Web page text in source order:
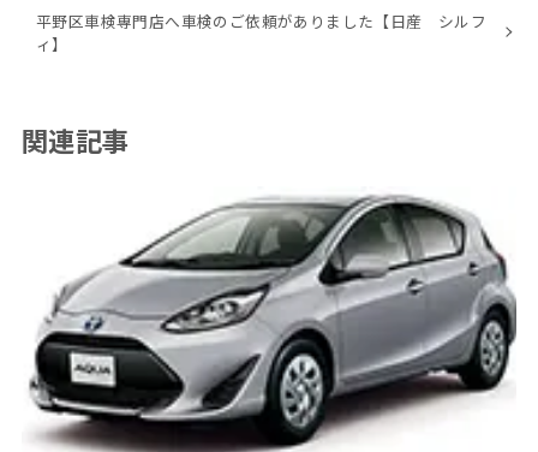
平野区車検専門店へ車検のご依頼がありました【日産 シルフ
ィ】
関連記事